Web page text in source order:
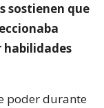
sostienen que
habilidades
poder durante